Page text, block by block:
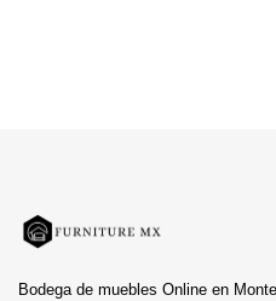
Bodega de muebles Online en